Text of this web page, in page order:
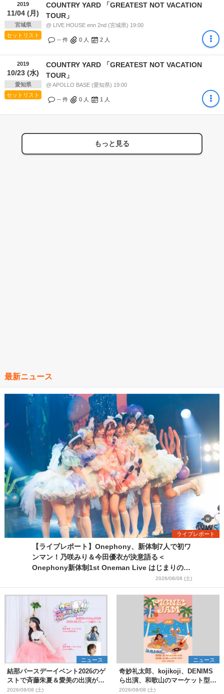
2019
11/04 (月)
宮城県
セットリスト
COUNTRY YARD 「GREATEST NOT VACATION
TOUR」
@ LIVE HOUSE enn 2nd (宮城県) 19:00
-- 件 0 人 2 人
2019
10/23 (水)
愛知県
セットリスト
COUNTRY YARD 「GREATEST NOT VACATION
TOUR」
@ APOLLO BASE (愛知県) 19:00
-- 件 0 人 1 人
もっと見る
最新ニュース
ライブレポート
【ライブレポート】Onephony、新体制7人で初ワ
ンマン！乃咲みり＆今田優衣が決意語る＜
Onephony新体制1st Oneman Live はじまりの夏
2026/08/08 (土)
ニュース
結那バースデーイベント2026のゲ
ストで斉藤朱夏＆愛美の出演が決
定
2026/08/08 (土)
ニュース
奇妙礼太郎、kojikoji、DENIMS
ら出演、和歌山のマーケット型野
外イベント『PICNIC JAM
2026/08/08 (土)